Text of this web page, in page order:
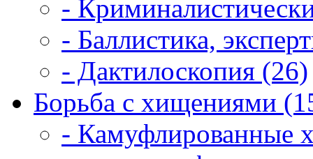
-
- Баллистика,
- Дактилоскопия (26)
Борьба с хищениями
- Камуфлированные